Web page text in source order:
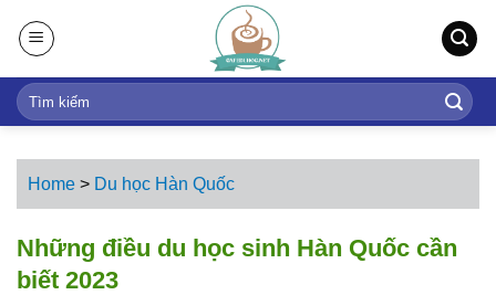
t
Home > Du học Hàn Quốc
Những điều du học sinh Hàn Quốc cần
biết 2023